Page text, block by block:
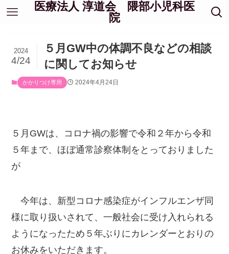
医療法人 淳道会 隈部小児科医
院
５月GW中の体調不良などの相談
に関してお知らせ
2024
4/24
かかりつけ専用 2024年4月24日
５月GWは、コロナ禍の影響で令和２年から令和
５年まで、ほぼ通常診察体制をとっておりました
が
今年は、新型コロナ感染症がインフルエンザ同
様に取り扱いされて、一般社会に受け入れられる
ようになったため５年ぶりにカレンダーとおりの
お休みをいただきます。